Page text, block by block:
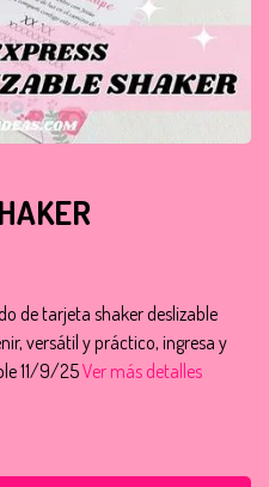
de tarjeta shaker deslizable
versátil y práctico, ingresa y
11/9/25Ver más detalles